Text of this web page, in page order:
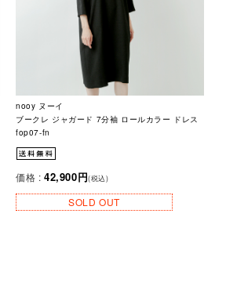
nooy ヌーイ
ブークレ ジャガード 7分袖 ロールカラー ドレス
fop07-fn
価格 : 42,900円(税込)
SOLD OUT